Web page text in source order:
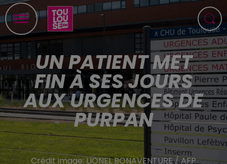
UN PATIENT MET
FIN À SES JOURS
AUX URGENCES DE
PURPAN
Crédit image:LIONEL BONAVENTURE / AFP